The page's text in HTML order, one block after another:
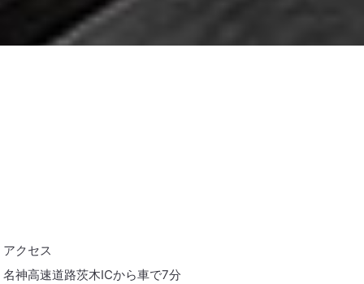
アクセス
名神高速道路茨木ICから車で7分